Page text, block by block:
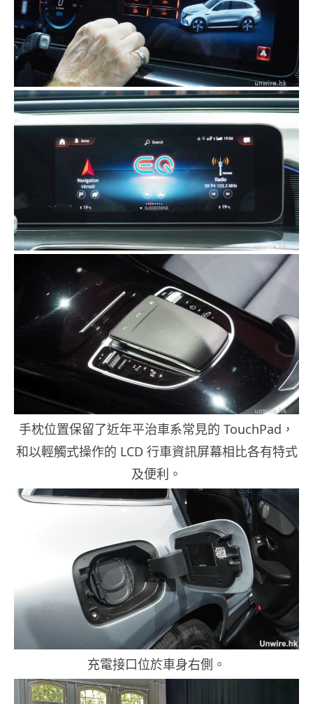
手枕位置保留了近年平治車系常見的 TouchPad，
和以輕觸式操作的 LCD 行車資訊屏幕相比各有特式
及便利。
充電接口位於車身右側。